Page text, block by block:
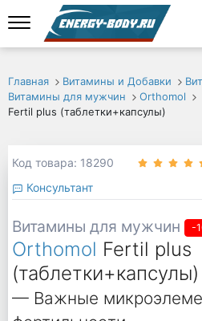
Главная Витамины и Добавки
Витамины для мужчин
Orthomol
Fertil plus (таблетки+капсулы)
Код товара: 18290
Консультант
Витамины для мужчин -
Orthomol Fertil plus
— Важные